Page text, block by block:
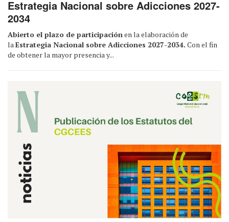
Estrategia Nacional sobre Adicciones 2027-
2034
Abierto el plazo de participación en la elaboración de
la Estrategia Nacional sobre Adicciones 2027-2034. Con el fin
de obtener la mayor presencia y...